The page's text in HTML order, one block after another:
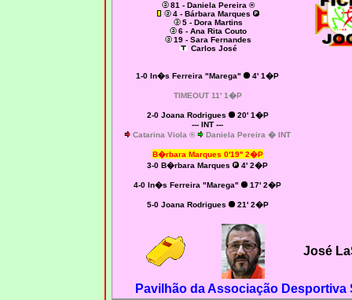
81 - Daniela Pereira ®
4 - Bárbara Marques
5 - Dora Martins
6 - Ana Rita Couto
19 - Sara Fernandes
Carlos José
1-0 In�s Ferreira "Marega" 4' 1�P
TIMEOUT 11' 1�P
2-0 Joana Rodrigues
20' 1�P
--- INT ---
Catarina Viola ®
Daniela Pereira � INT
B�rbara Marques 0'19'' 2�P
3-0 B�rbara Marques
4' 2�P
4-0 In�s Ferreira "Marega" 17' 2�P
5-0 Joana Rodrigues 21' 2�P
José
Pavilhão da Associação